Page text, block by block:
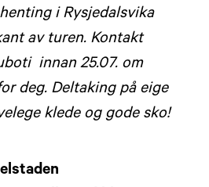
i Rysjedalsvika
av turen. Kontakt
innan 25.07. om
deg. Deltaking på eige
klede og gode sko!